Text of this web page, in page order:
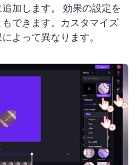
加します。 効果の設定を
できます。カスタマイズ
よって異なります。